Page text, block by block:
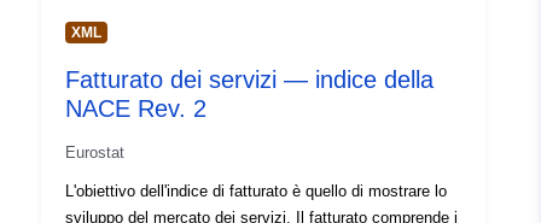
skall placeras in i någon av de förekommande
nämnda faktorer kan beslut om en högre
besiktningsklassificering och/eller högre
hastighet och trafikbelastning ger är dock en miniminivå
för anläggningen. Dataprodukten Besiktningsklass_bana
innehåller uppgifter om banans besiktningsklass där alla
XML
Fatturato dei servizi — indice della
NACE Rev. 2
Eurostat
L'obiettivo dell'indice di fatturato è quello di mostrare lo
sviluppo del mercato dei servizi. Il fatturato comprende i